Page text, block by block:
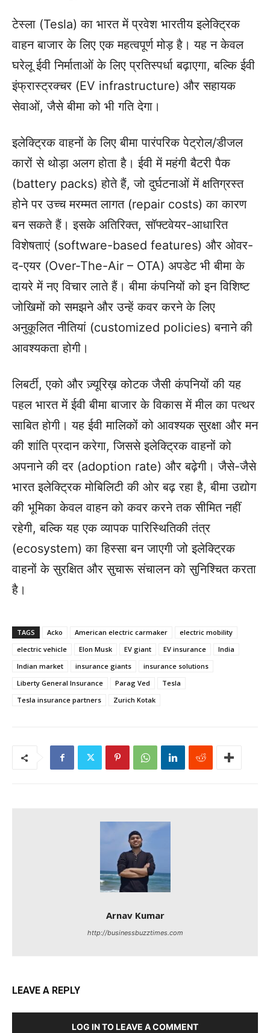
टेस्ला (Tesla) का भारत में प्रवेश भारतीय इलेक्ट्रिक
वाहन बाजार के लिए एक महत्वपूर्ण मोड़ है। यह न केवल
घरेलू ईवी निर्माताओं के लिए प्रतिस्पर्धा बढ़ाएगा, बल्कि ईवी
इंफ्रास्ट्रक्चर (EV infrastructure) और सहायक
सेवाओं, जैसे बीमा को भी गति देगा।
इलेक्ट्रिक वाहनों के लिए बीमा पारंपरिक पेट्रोल/डीजल
कारों से थोड़ा अलग होता है। ईवी में महंगी बैटरी पैक
(battery packs) होते हैं, जो दुर्घटनाओं में क्षतिग्रस्त
होने पर उच्च मरम्मत लागत (repair costs) का कारण
बन सकते हैं। इसके अतिरिक्त, सॉफ्टवेयर-आधारित
विशेषताएं (software-based features) और ओवर-
द-एयर (Over-The-Air – OTA) अपडेट भी बीमा के
दायरे में नए विचार लाते हैं। बीमा कंपनियों को इन विशिष्ट
जोखिमों को समझने और उन्हें कवर करने के लिए
अनुकूलित नीतियां (customized policies) बनाने की
आवश्यकता होगी।
लिबर्टी, एको और ज़्यूरिख़ कोटक जैसी कंपनियों की यह
पहल भारत में ईवी बीमा बाजार के विकास में मील का पत्थर
साबित होगी। यह ईवी मालिकों को आवश्यक सुरक्षा और मन
की शांति प्रदान करेगा, जिससे इलेक्ट्रिक वाहनों को
अपनाने की दर (adoption rate) और बढ़ेगी। जैसे-जैसे
भारत इलेक्ट्रिक मोबिलिटी की ओर बढ़ रहा है, बीमा उद्योग
की भूमिका केवल वाहन को कवर करने तक सीमित नहीं
रहेगी, बल्कि यह एक व्यापक पारिस्थितिकी तंत्र
(ecosystem) का हिस्सा बन जाएगी जो इलेक्ट्रिक
वाहनों के सुरक्षित और सुचारू संचालन को सुनिश्चित करता
है।
TAGS Acko American electric carmaker
electric mobility
electric vehicle
Elon Musk EV giant EV insurance
India
Indian market
insurance giants
insurance solutions
Liberty General Insurance
Parag Ved
Tesla
Tesla insurance partners
Zurich Kotak
Arnav Kumar
http://businessbuzztimes.com
LEAVE A REPLY
LOG IN TO LEAVE A COMMENT